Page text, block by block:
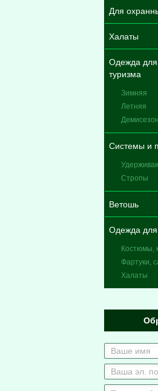
Для
Халаты
Одежда для
туризма
Зимняя
Летняя
Системы и
Стропы
Ветошь
Одежда
Костюмы,
Фартуки,
Халаты